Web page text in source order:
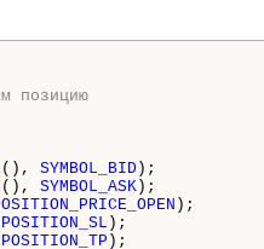
позицию
(), SYMBOL_BID
(), SYMBOL_ASK
POSITION_SL
POSITION_TP